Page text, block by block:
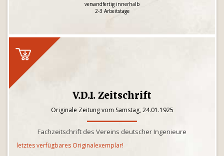
versandfertig innerhalb
2-3 Arbeitstage
V.D.I. Zeitschrift
Originale Zeitung vom Samstag, 24.01.1925
Fachzeitschrift des Vereins deutscher Ingenieure
letztes verfügbares Originalexemplar!